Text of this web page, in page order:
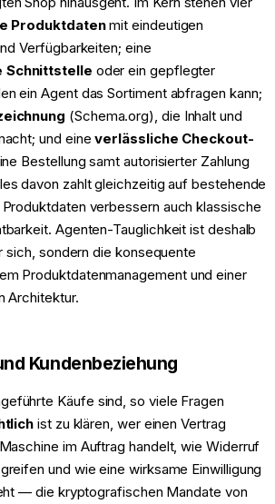
Produktdatenmit eindeutigen
Verfügbarkeiten; eine
Schnittstelle oder ein gepflegter
ein Agent das Sortiment abfragen kann;
(Schema.org), die Inhalt und
und eineverlässliche Checkout-
Bestellung samt autorisierter Zahlung
davon zahlt gleichzeitig auf bestehende
verbessern auch klassische
Agenten-Tauglichkeit ist deshalb
sich, sondern die konsequente
Produktdatenmanagement und einer
Architektur.
Kundenbeziehung
Käufe sind, so viele Fragen
ist zu klären, wer einen Vertrag
im Auftrag handelt, wie Widerruf
und wie eine wirksame Einwilligung
— die kryptografischen Mandate von